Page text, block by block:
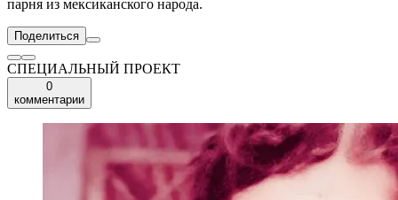
парня из мексиканского народа.
Поделиться
СПЕЦИАЛЬНЫЙ ПРОЕКТ
0
комментарии